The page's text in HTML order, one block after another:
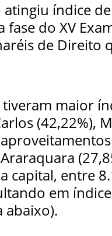
atingiu índice
do XV
de Direito
maior
(42,22%),
capital, entre
em
abaixo).